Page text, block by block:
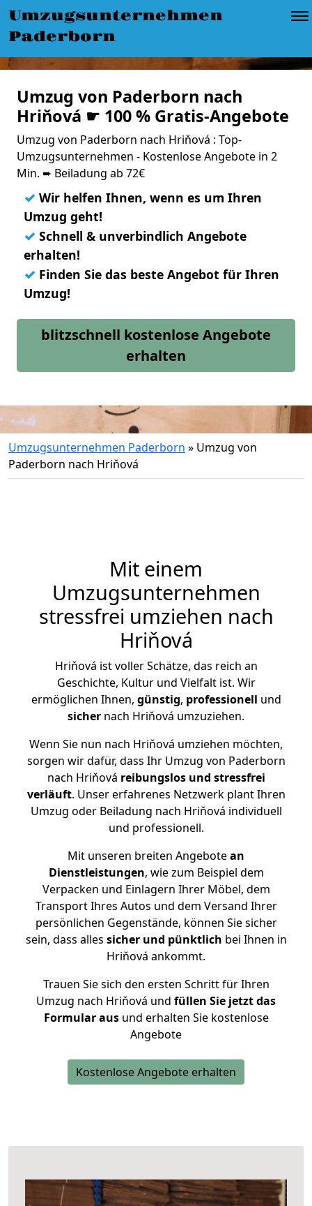
Umzugsunternehmen
Paderborn
Umzug von Paderborn nach
Hriňová ☛ 100 % Gratis-Angebote
Umzug von Paderborn nach Hriňová : Top-
Umzugsunternehmen - Kostenlose Angebote in 2
Min. ➨ Beiladung ab 72€
✓ Wir helfen Ihnen, wenn es um Ihren
Umzug geht!
✓ Schnell & unverbindlich Angebote
erhalten!
✓ Finden Sie das beste Angebot für Ihren
Umzug!
blitzschnell kostenlose Angebote
erhalten
Umzugsunternehmen Paderborn » Umzug von
Paderborn nach Hriňová
Mit einem
Umzugsunternehmen
stressfrei umziehen nach
Hriňová
Hriňová ist voller Schätze, das reich an
Geschichte, Kultur und Vielfalt ist. Wir
ermöglichen Ihnen, günstig, professionell und
sicher nach Hriňová umzuziehen.
Wenn Sie nun nach Hriňová umziehen möchten,
sorgen wir dafür, dass Ihr Umzug von Paderborn
nach Hriňová reibungslos und stressfrei
verläuft. Unser erfahrenes Netzwerk plant Ihren
Umzug oder Beiladung nach Hriňová individuell
und professionell.
Mit unseren breiten Angebotean
Dienstleistungen, wie zum Beispiel dem
Verpacken und Einlagern Ihrer Möbel, dem
Transport Ihres Autos und dem Versand Ihrer
persönlichen Gegenstände, können Sie sicher
sein, dass alles sicher und pünktlich bei Ihnen in
Hriňová ankommt.
Trauen Sie sich den ersten Schritt für Ihren
Umzug nach Hriňová und füllen Sie jetzt das
Formular ausund erhalten Sie kostenlose
Angebote
Kostenlose Angebote erhalten